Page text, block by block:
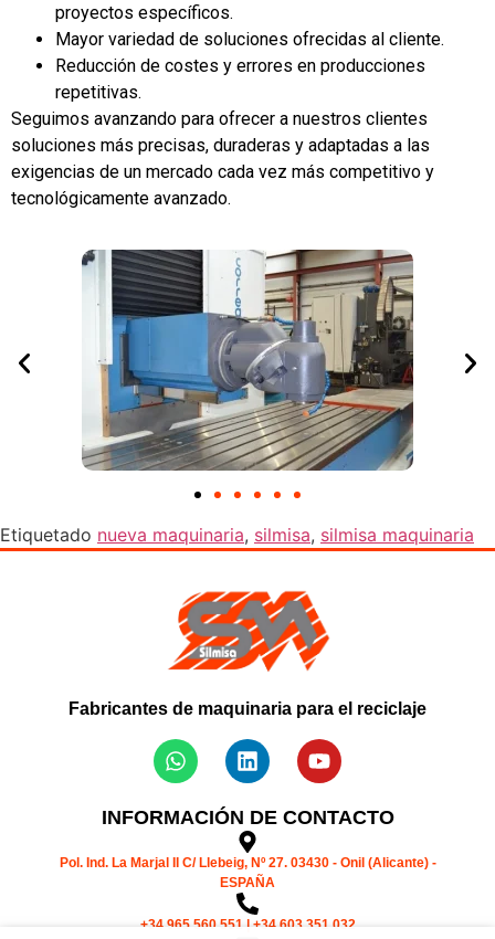
proyectos específicos.
Mayor variedad de soluciones ofrecidas al cliente.
Reducción de costes y errores en producciones
repetitivas.
Seguimos avanzando para ofrecer a nuestros clientes
soluciones más precisas, duraderas y adaptadas a las
exigencias de un mercado cada vez más competitivo y
tecnológicamente avanzado.
Etiquetado nueva maquinaria, silmisa, silmisa maquinaria
Fabricantes de maquinaria para el reciclaje
INFORMACIÓN DE CONTACTO
Pol. Ind. La Marjal II C/ Llebeig, Nº 27. 03430 - Onil (Alicante) -
ESPAÑA
+34 965 560 551 | +34 603 351 032